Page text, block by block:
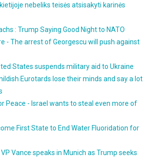
nebeliks teisės atsisakyti karinės
: Trump Saying Good Night to NATO
- The arrest of Georgescu will push against
States suspends military aid to Ukraine
Eurotards lose their minds and say a lot
Peace - Israel wants to steal even more of
First State to End Water Fluoridation for
Vance speaks in Munich as Trump seeks